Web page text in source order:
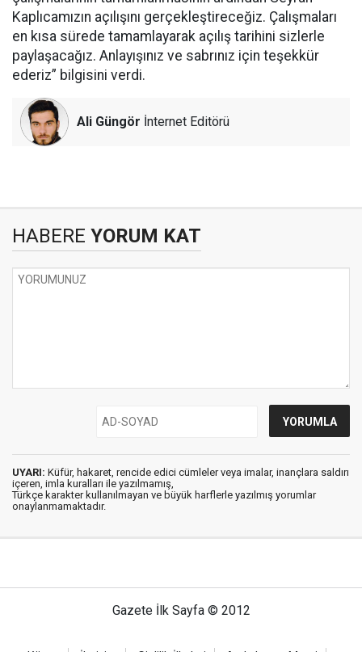
Kaplıcamızın açılışını gerçekleştireceğiz. Çalışmaları
en kısa sürede tamamlayarak açılış tarihini sizlerle
paylaşacağız. Anlayışınız ve sabrınız için teşekkür
ederiz” bilgisini verdi.
Ali Güngör İnternet Editörü
HABERE YORUM KAT
UYARI: Küfür, hakaret, rencide edici cümleler veya imalar, inançlara saldırı
içeren, imla kuralları ile yazılmamış,
Türkçe karakter kullanılmayan ve büyük harflerle yazılmış yorumlar
onaylanmamaktadır.
Gazete İlk Sayfa © 2012